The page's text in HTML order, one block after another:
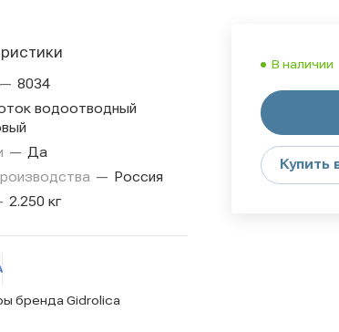
В наличии
Купить
— 8034
водоотводный
— Да
— Россия
2.250 кг
бренда Gidrolica